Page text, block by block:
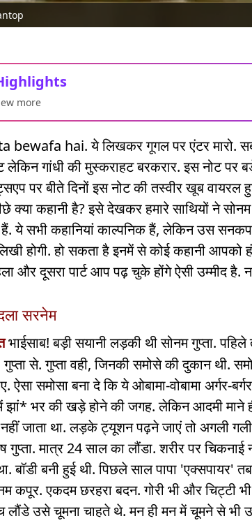
more
bewafa hai. ये लिखकर गूगल पर एंटर मारो.
गांधी की मुस्कराहट बरकरार. इस नोट पर
पर बीते दिनों इस नोट की तस्वीर खूब
क्या कहानी है? इसे देखकर हमारे साथियों ने
हैं. ये सभी कहानियां काल्पनिक हैं, लेकिन उस
होगी. हो सकता है इनमें से कोई कहानी आपको
और दूसरा पार्ट आप पढ़ चुके होंगे ऐसी उम्मीद है.
सरनेम
भाईसाब! बड़ी सयानी लड़की थी सोनम गुप्ता.
से. गुप्ता वही, जिनकी समोसे की दुकान थी.
ऐसा समोसा बना दे कि ये ओबामा-वोबामा अर्गर-
भर की खड़े होने की जगह. लेकिन आदमी माने
नहीं जाता था. लड़के ट्यूशन पढ़ने जाएं तो अगली
गुप्ता. मात्र 24 साल का लौंडा. शरीर पर
बॉडी बनी हुई थी. पिछले साल पापा 'एक्सपायर'
कपूर. एकदम छरहरा बदन. गोरी भी और चिट्टी
उसे चूमना चाहते थे. मन ही मन में चूमने से भी